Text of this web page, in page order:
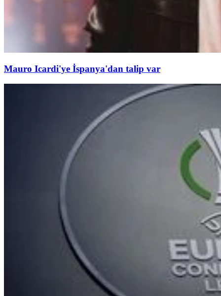
Mauro Icardi'ye İspanya'dan talip var